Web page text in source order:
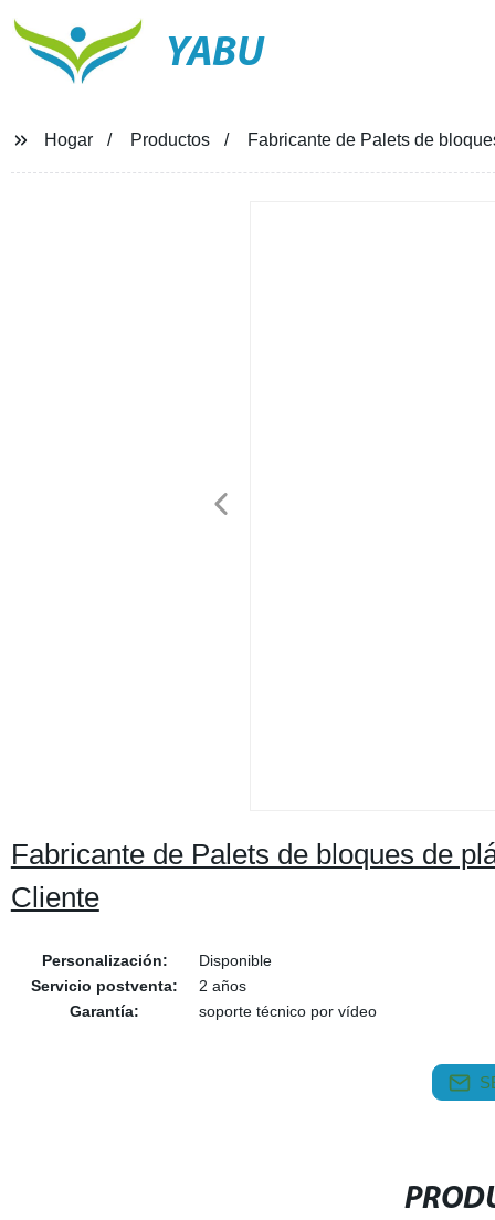
YABU
Hogar Productos Fabricante de Palets de
Fabricante de Palets de bloques de
Cliente
Personalización:
Disponible
Servicio postventa:
2 años
Garantía:
soporte técnico por vídeo